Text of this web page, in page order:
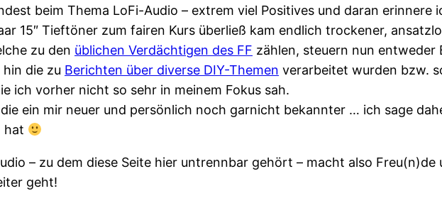
beim Thema LoFi-Audio – extrem viel Positives und daran erinnere
15″ Tieftöner zum fairen Kurs überließ kam endlich trockener,
zu den üblichen Verdächtigen des FF zählen, steuern nun entweder
die zu Berichten über diverse DIY-Themen verarbeitet wurden bzw.
ich vorher nicht so sehr in meinem Fokus sah.
ein mir neuer und persönlich noch garnicht bekannter … ich sage
hat
– zu dem diese Seite hier untrennbar gehört – macht also
geht!